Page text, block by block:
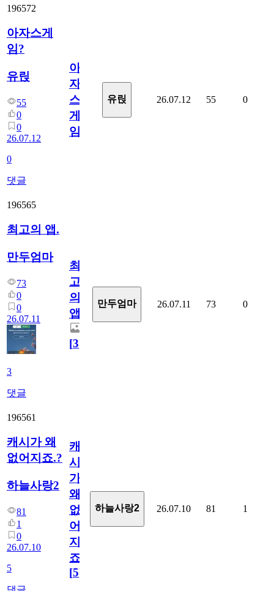
196572
아자스게
임?
유릱
55
0
0
26.07.12
0
댓글
아
자
스
게
임?
유릱 26.07.12 55 0
196565
최고의 앱.
만두엄마
73
0
0
26.07.11
3
댓글
최
고
의
앱.
[3]
만두엄마 26.07.11 73 0
196561
캐시가 왜
없어지죠.?
하늘사랑2
81
1
0
26.07.10
5
캐
시
가
왜
없
어
지
죠.?
[5]
하늘사랑2 26.07.10 81 1